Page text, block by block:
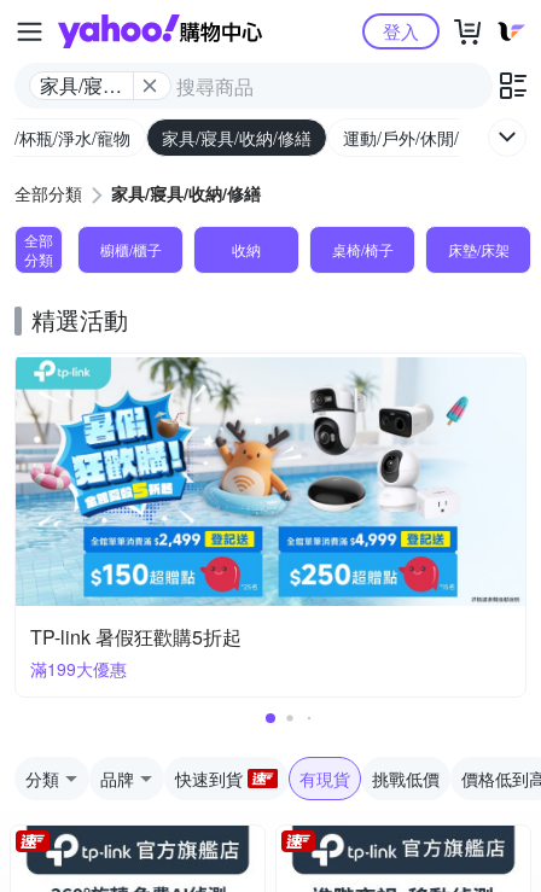
Yahoo購物中心
家具/寢具/
登入
/杯瓶/淨水/寵物 家具/寢具/收納/修繕 運動/戶外/休閒/健身
全部分類 家具/寢具/收納/修繕
全部
分類
櫥櫃/櫃子 收納 桌椅/椅子 床墊/床架
精選活動
TP-link 暑假狂歡購5折起
滿199大優惠
分類 品牌 快速到貨 有現貨 挑戰低價 價格低到